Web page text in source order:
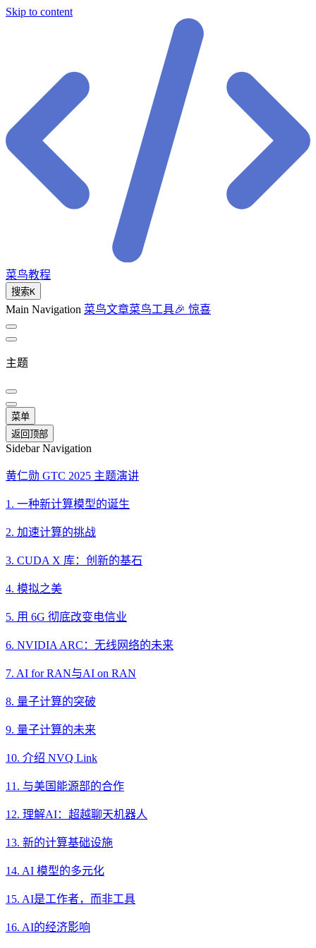
Skip to content
菜鸟教程
搜索K
Main Navigation 菜鸟文章菜鸟工具🎉 惊喜
主题
菜单
返回顶部
Sidebar Navigation
黄仁勋 GTC 2025 主题演讲
1. 一种新计算模型的诞生
2. 加速计算的挑战
3. CUDA X 库：创新的基石
4. 模拟之美
5. 用 6G 彻底改变电信业
6. NVIDIA ARC：无线网络的未来
7. AI for RAN与AI on RAN
8. 量子计算的突破
9. 量子计算的未来
10. 介绍 NVQ Link
11. 与美国能源部的合作
12. 理解AI：超越聊天机器人
13. 新的计算基础设施
14. AI 模型的多元化
15. AI是工作者，而非工具
16. AI的经济影响